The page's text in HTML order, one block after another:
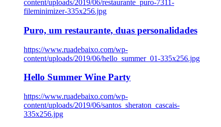
content/uploads/2019/06/restaurante_puro-7311-
fileminimizer-335x256.jpg
Puro, um restaurante, duas personalidades
https://www.ruadebaixo.com/wp-
content/uploads/2019/06/hello_summer_01-335x256.jpg
Hello Summer Wine Party
https://www.ruadebaixo.com/wp-
content/uploads/2019/06/santos_sheraton_cascais-
335x256.jpg